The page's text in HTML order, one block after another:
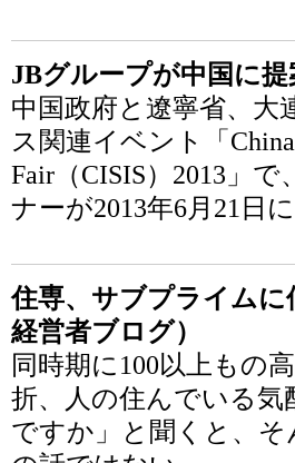
JBグループが中国に
中国政府と遼寧省、大
ス関連イベント「
Fair（CISIS）2013」
ナーが2013年6月21日
住専、サブプライムに
経営者ブログ）
同時期に100以上もの
折、人の住んでいる
ですか」と聞くと、